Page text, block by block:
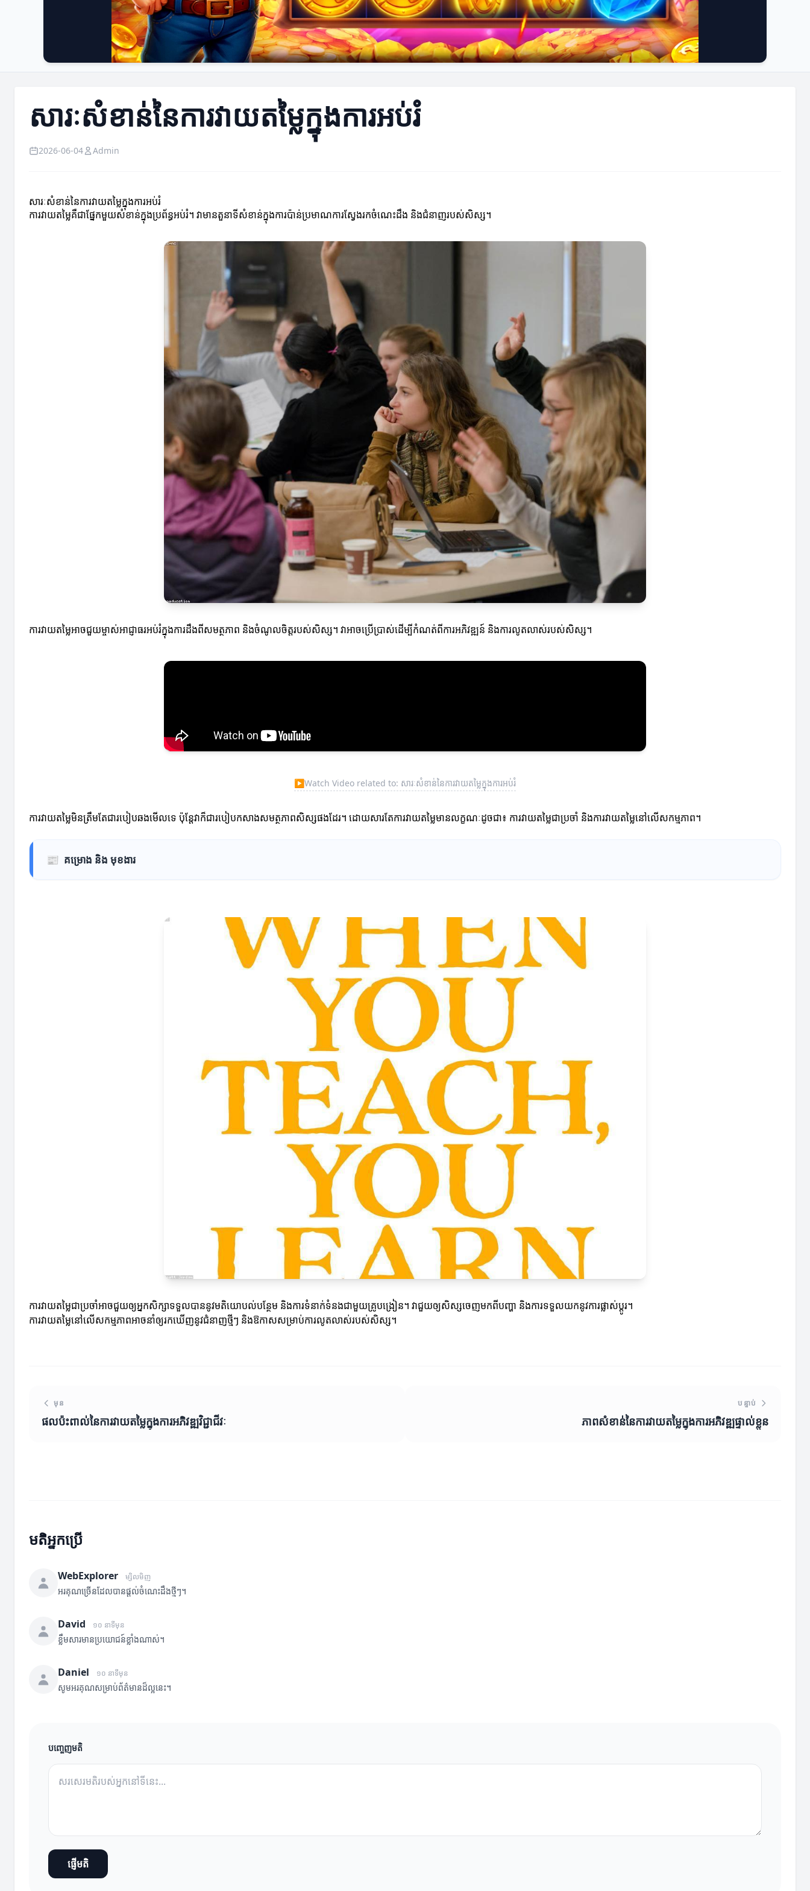
សារៈសំខាន់នៃការវាយតម្លៃក្នុងការអប់រំ
2026-06-04 Admin
សារៈសំខាន់នៃការវាយតម្លៃក្នុងការអប់រំ
ការវាយតម្លៃគឺជាផ្នែកមួយសំខាន់ក្នុងប្រព័ន្ធអប់រំ។ វាមានតួនាទីសំខាន់ក្នុងការប៉ាន់ប្រមាណការស្វែងរកចំណេះដឹង និងជំនាញរបស់សិស្ស។
ការវាយតម្លៃអាចជួយម្ចាស់អាជ្ញាធរអប់រំក្នុងការដឹងពីសមត្ថភាព និងចំណូលចិត្តរបស់សិស្ស។ វាអាចប្រើប្រាស់ដើម្បីកំណត់ពីការអភិវឌ្ឍន៍ និងការលូតលាស់របស់សិស្ស។
▶Watch Video related to: សារៈសំខាន់នៃការវាយតម្លៃក្នុងការអប់រំ
ការវាយតម្លៃមិនត្រឹមតែជារបៀបឆងមើលទេ ប៉ុន្តែវាក៏ជារបៀបកសាងសមត្ថភាពសិស្សផងដែរ។ ដោយសារតែការវាយតម្លៃមានលក្ខណៈដូចជា៖ ការវាយតម្លៃជាប្រចាំ និងការវាយតម្លៃនៅលើសកម្មភាព។
📰 គម្រោង និង មុខងារ
ការវាយតម្លៃជាប្រចាំអាចជួយឲ្យអ្នកសិក្សាទទួលបាននូវមតិយោបល់បន្ថែម និងការទំនាក់ទំនងជាមួយគ្រូបង្រៀន។ វាជួយឲ្យសិស្សចេញមកពីបញ្ហា និងការទទួលយកនូវការផ្លាស់ប្តូរ។
ការវាយតម្លៃនៅលើសកម្មភាពអាចនាំឲ្យរកឃើញនូវជំនាញថ្មីៗ និងឱកាសសម្រាប់ការលូតលាស់របស់សិស្ស។
មុន
ផលប៉ះពាល់នៃការវាយតម្លៃក្នុងការអភិវឌ្ឍវិជ្ជាជីវៈ
បន្ទាប់
ភាពសំខាន់នៃការវាយតម្លៃក្នុងការអភិវឌ្ឍផ្ទាល់ខ្លួន
មតិអ្នកប្រើ
WebExplorer ម្សិលមិញ
អរគុណច្រើនដែលបានផ្តល់ចំណេះដឹងថ្មីៗ។
David ១០ នាទីមុន
ខ្លឹមសារមានប្រយោជន៍ខ្លាំងណាស់។
Daniel ១០ នាទីមុន
សូមអរគុណសម្រាប់ព័ត៌មានដ៏ល្អនេះ។
បញ្ចេញមតិ
ផ្ញើមតិ